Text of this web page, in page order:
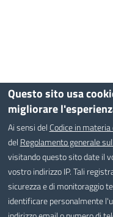
Questo sito usa
migliorare
Ai sensi del Codice in
del Regolamento generale
visitando questo sito date il
vostro indirizzo IP. Tali
sicurezza e di monitoraggio
identificare personalmente